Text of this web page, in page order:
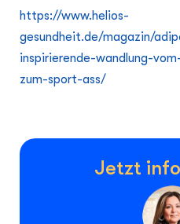
https://www.helios-
gesundheit.de/magazin/
inspirierende-wandlung-
zum-sport-ass/
Jetzt